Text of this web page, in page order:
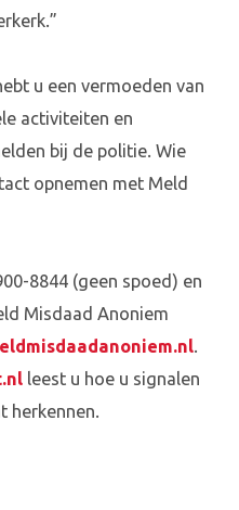
u een vermoeden van
activiteiten en
bij de politie. Wie
opnemen met Meld
8844 (geen spoed) en
Misdaad Anoniem
.
leest u hoe u signalen
herkennen.